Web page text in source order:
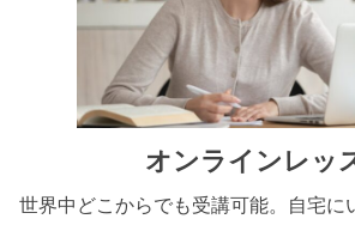
オンラインレッ
世界中どこからでも受講可能。自宅に